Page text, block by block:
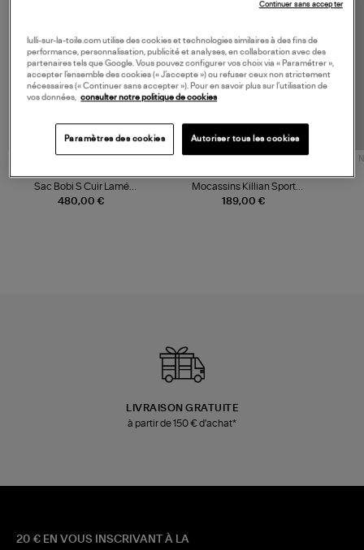
480,00 €
Sac Bobi S Cuir Lamé
Champagne
189,00 €
Mocassins Killian Sport
Mousse
LIVRAISON GRATUITE
à partir de 150 € d'achat*
20 € EN VOUS INSCRIVANT À LA
lulli-sur-la-toile.com utilise des cookies et technologies similaires à des fins de
performance, personnalisation, publicité et analyses, en collaboration avec des
partenaires tels que Google. Vous pouvez configurer vos choix via « Paramétrer »,
accepter l’ensemble des cookies (« J’accepte ») ou refuser ceux non strictement
nécessaires (« Continuer sans accepter »). Pour en savoir plus sur l’utilisation de
vos données, consulter notre politique de cookies
Paramètres des cookies Autoriser tous les cookies
Continuer sans accepter